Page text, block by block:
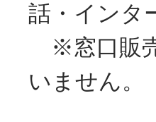
話・インタ
※窓口販
いません。